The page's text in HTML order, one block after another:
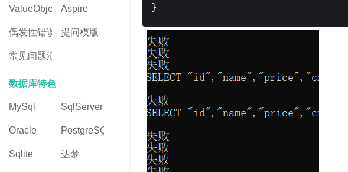
ValueObject值对象
Aspire
偶发性错误 提问模版
常见问题汇总
数据库特色
MySql SqlServer
Oracle PostgreSQL
Sqlite 达梦
}